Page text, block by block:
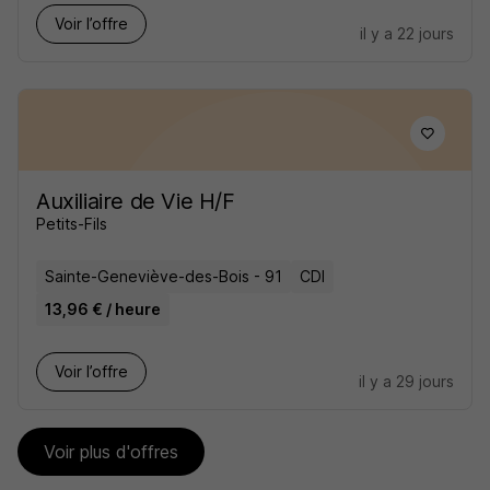
Voir l’offre
il y a 22 jours
Auxiliaire de Vie H/F
Petits-Fils
Sainte-Geneviève-des-Bois - 91
CDI
13,96 € / heure
Voir l’offre
il y a 29 jours
Voir plus d'offres